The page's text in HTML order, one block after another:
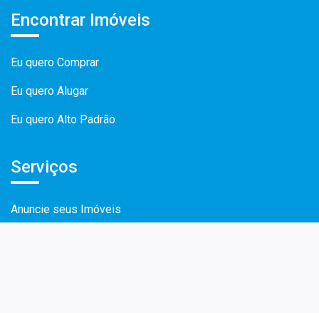
Encontrar Imóveis
Eu quero Comprar
Eu quero Alugar
Eu quero Alto Padrão
Serviços
Anuncie seus Imóveis